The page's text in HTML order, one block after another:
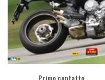
Primo contatto